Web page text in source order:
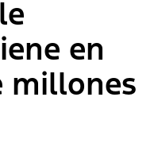
en
millones